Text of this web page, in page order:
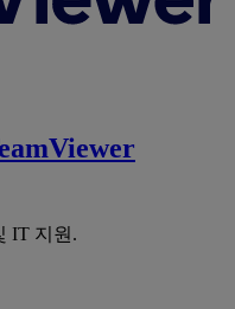
IT 지원.